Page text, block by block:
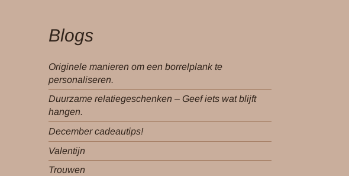
Blogs
Originele manieren om een borrelplank te
personaliseren.
Duurzame relatiegeschenken – Geef iets wat blijft
hangen.
December cadeautips!
Valentijn
Trouwen